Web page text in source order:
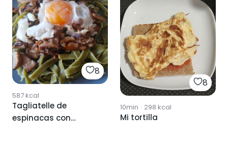
8
587kcal
Tagliatelle de
espinacas con
8
10min · 298 kcal
Mi tortilla